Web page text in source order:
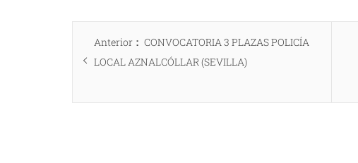
Navegación
de Anterior
Entrada
anterior:
CONVOCATORIA 3 PLAZAS POLICÍA
LOCAL AZNALCÓLLAR (SEVILLA)